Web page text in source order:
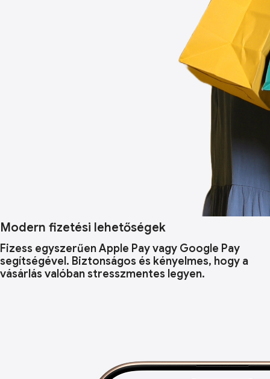
Modern fizetési lehetőségek
Fizess egyszerűen Apple Pay vagy Google Pay
segítségével. Biztonságos és kényelmes, hogy a
vásárlás valóban stresszmentes legyen.